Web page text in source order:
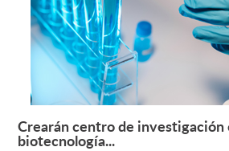
Crearán centro de investigación
biotecnología...